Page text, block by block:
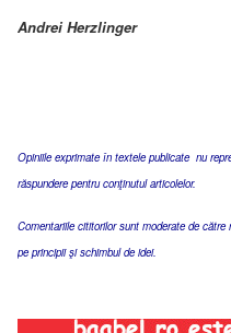
Andrei Herzlinger
Opiniile exprimate în textele publicate nu
răspundere pentru conţinutul articolelor.
Comentariile cititorilor sunt moderate de
pe principii şi schimbul de idei.